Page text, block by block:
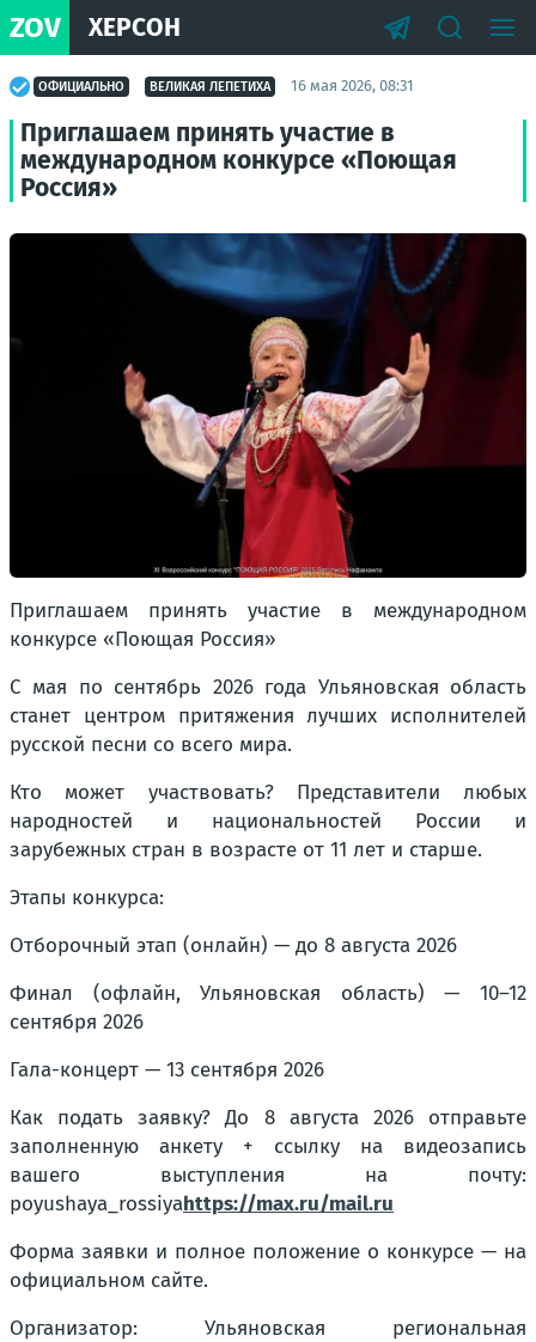
ZOV ХЕРСОН
ОФИЦИАЛЬНО ВЕЛИКАЯ ЛЕПЕТИХА 16 мая 2026, 08:31
Приглашаем принять участие в
международном конкурсе «Поющая
Россия»
Приглашаем принять участие в международном
конкурсе «Поющая Россия»
С мая по сентябрь 2026 года Ульяновская область
станет центром притяжения лучших исполнителей
русской песни со всего мира.
Кто может участвовать? Представители любых
народностей и национальностей России и
зарубежных стран в возрасте от 11 лет и старше.
Этапы конкурса:
Отборочный этап (онлайн) — до 8 августа 2026
Финал (офлайн, Ульяновская область) — 10–12
сентября 2026
Гала-концерт — 13 сентября 2026
Как подать заявку? До 8 августа 2026 отправьте
заполненную анкету + ссылку на видеозапись
вашего выступления на почту:
poyushaya_rossiyahttps://max.ru/mail.ru
Форма заявки и полное положение о конкурсе — на
официальном сайте.
Организатор: Ульяновская региональная